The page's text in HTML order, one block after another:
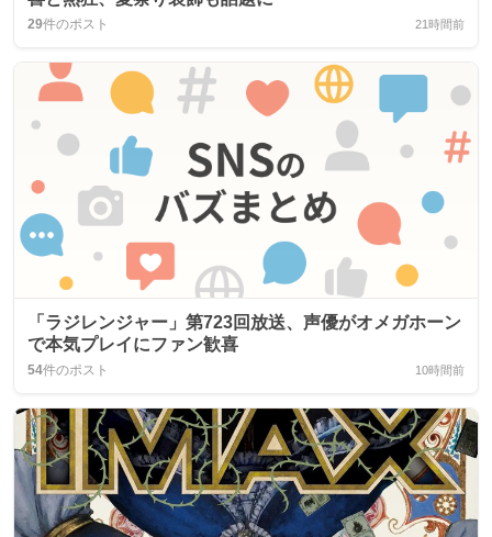
29件のポスト 21時間前
「ラジレンジャー」第723回放送、声優がオメガホーン
で本気プレイにファン歓喜
54件のポスト 10時間前